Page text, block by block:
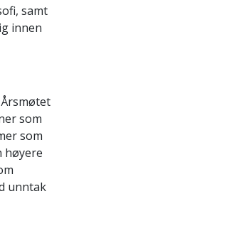
samt
innen
som
som
høyere
unntak